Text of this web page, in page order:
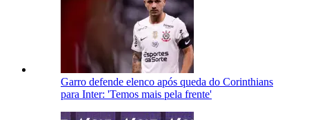
Garro defende elenco após queda do Corinthians
para Inter: 'Temos mais pela frente'